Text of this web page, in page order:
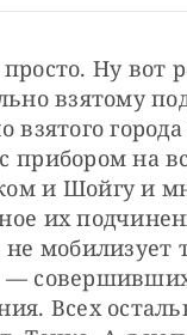
Ну вот
взятому
взятого
прибором на
и Шойгу и
их
мобилизует
—
Всех